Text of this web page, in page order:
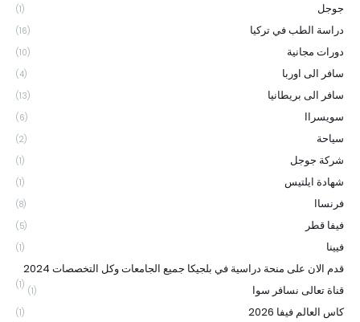
جوجل (1)
دراسة الطب في تركيا (16)
دورات مجانية (10)
سافر الى اوربا (4)
سافر الى بريطانيا (13)
سويسراا (6)
سياحة (2)
شركة جوجل (1)
شهادة ايلتيس (1)
فرنساا (8)
فيفا قطر (5)
فيينا (1)
قدم الان على منحة دراسية في بلجيكا جميع الجامعات وكل التخصصات 2024
(1) قناة تعالى نسافر سوا (1)
كاس العالم فيفا 2026 (1)